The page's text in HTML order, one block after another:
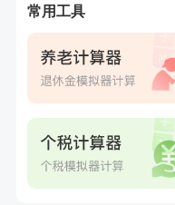
刚刚
常用工具